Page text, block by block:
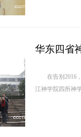
华东四省
在告别2016，